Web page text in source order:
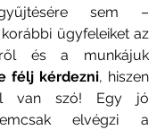
sem –
ügyfeleiket az
és a munkájuk
félj kérdezni, hiszen
van szó! Egy jó
elvégzi a